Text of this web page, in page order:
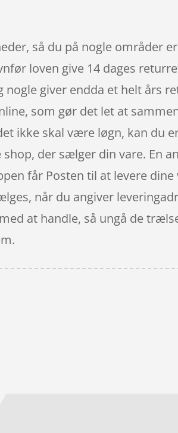
så du på nogle områder
loven give 14 dages
giver endda et helt års
som gør det let at
ikke skal være løgn, kan du
der sælger din vare. En
får Posten til at levere dine
når du angiver
at handle, så ungå de